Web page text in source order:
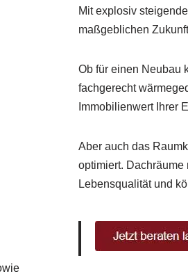
Mit explosiv
maßgeblichen
Ob für einen Neubau
fachgerecht
Immobilienwert Ihrer
Aber auch das
optimiert. Dachräume
Lebensqualität und